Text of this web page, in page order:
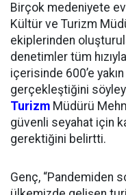
Birçok medeniyete
Kültür ve Turizm
ekiplerinden
denetimler tüm
içerisinde 600’e
gerçekleştiğini
Turizm Müdürü
güvenli seyahat için
gerektiğini belirtti.
Genç, “Pandemiden